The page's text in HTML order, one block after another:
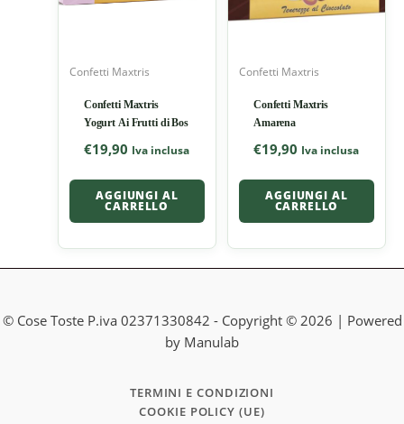
Confetti Maxtris
Confetti Maxtris
Yogurt Ai Frutti di Bos
€19,90 Iva inclusa
AGGIUNGI AL
CARRELLO
Confetti Maxtris
Confetti Maxtris
Amarena
€19,90 Iva inclusa
AGGIUNGI AL
CARRELLO
© Cose Toste P.iva 02371330842 - Copyright © 2026 | Powered
by Manulab
TERMINI E CONDIZIONI
COOKIE POLICY (UE)